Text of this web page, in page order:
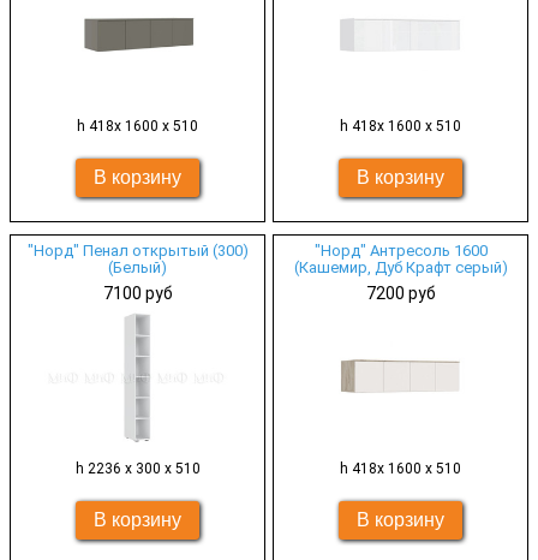
h 418х 1600 х 510 h 418х 1600 х 510
"Норд" Пенал открытый (300)
(Белый)
7100 руб
h 2236 х 300 х 510
"Норд" Антресоль 1600
(Кашемир, Дуб Крафт серый)
7200 руб
h 418х 1600 х 510